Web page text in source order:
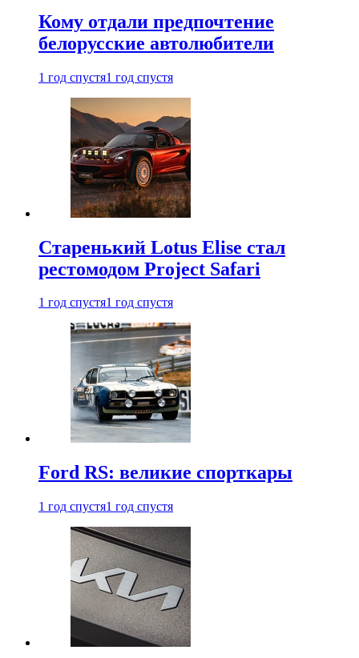
Кому отдали предпочтение
белорусские автолюбители
1 год спустя1 год спустя
Старенький Lotus Elise стал
рестомодом Project Safari
1 год спустя1 год спустя
Ford RS: великие спорткары
1 год спустя1 год спустя